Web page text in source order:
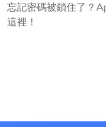
忘記密碼被鎖住了？
這裡！